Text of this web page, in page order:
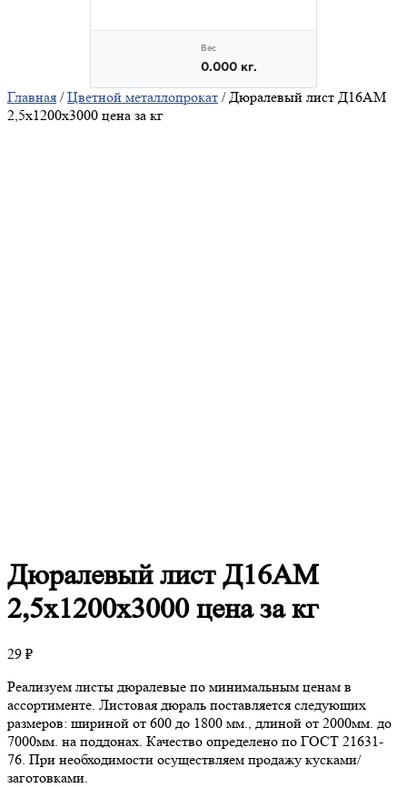
Главная /Цветной металлопрокат / Дюралевый лист Д16АМ
2,5х1200х3000 цена за кг
Дюралевыйлист Д16АМ
2,5х1200х3000 цена за кг
29 ₽
Реализуем листы дюралевые по минимальным ценам в
ассортименте. Листовая дюраль поставляется следующих
размеров: шириной от 600 до 1800 мм., длиной от 2000мм. до
7000мм. на поддонах. Качество определено по ГОСТ 21631-
76. При необходимости осуществляем продажу кусками/
заготовками.